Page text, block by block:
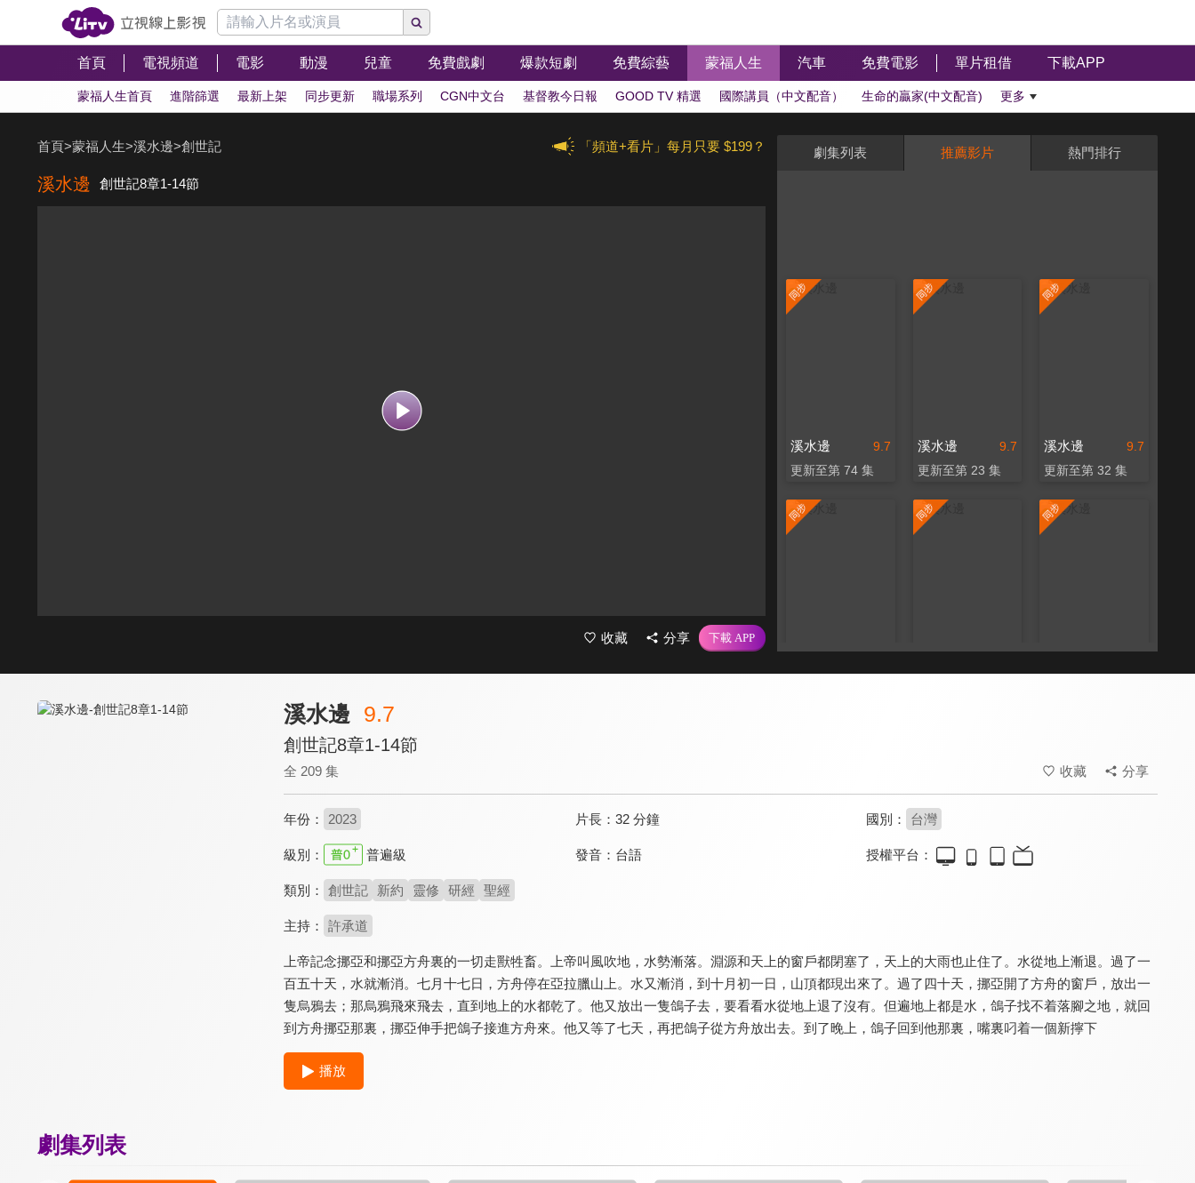
首頁 電視頻道 電影 動漫 兒童 免費戲劇 爆款短劇 免費綜藝 蒙福人生 汽車 免費電影 單片租借 下載APP
蒙福人生首頁 進階篩選 最新上架 同步更新 職場系列 CGN中文台 基督教今日報 GOOD TV 精選 國際講員（中文配音） 生命的贏家(中文配音) 更多
「頻道+看片」每月只要 $199？
首頁>蒙福人生>溪水邊>創世記
溪水邊 創世記8章1-14節
收藏 分享
劇集列表 推薦影片 熱門排行
9.7
溪水邊
更新至第 74 集
9.7
溪水邊
更新至第 23 集
9.7
溪水邊
更新至第 32 集
溪水邊 9.7
創世記8章1-14節
全 209 集 收藏 分享
年份： 2023 片長： 32 分鐘 國別： 台灣
級別： 普遍級 發音： 台語 授權平台：
類別： 創世記 新約 靈修 研經 聖經
主持： 許承道
上帝記念挪亞和挪亞方舟裏的一切走獸牲畜。上帝叫風吹地，水勢漸落。淵源和天上的窗戶都閉塞了，天上的大雨也止住了。水從地上漸退。過了一
百五十天，水就漸消。七月十七日，方舟停在亞拉臘山上。水又漸消，到十月初一日，山頂都現出來了。過了四十天，挪亞開了方舟的窗戶，放出一
隻烏鴉去；那烏鴉飛來飛去，直到地上的水都乾了。他又放出一隻鴿子去，要看看水從地上退了沒有。但遍地上都是水，鴿子找不着落腳之地，就回
到方舟挪亞那裏，挪亞伸手把鴿子接進方舟來。他又等了七天，再把鴿子從方舟放出去。到了晚上，鴿子回到他那裏，嘴裏叼着一個新擰下
播放
劇集列表